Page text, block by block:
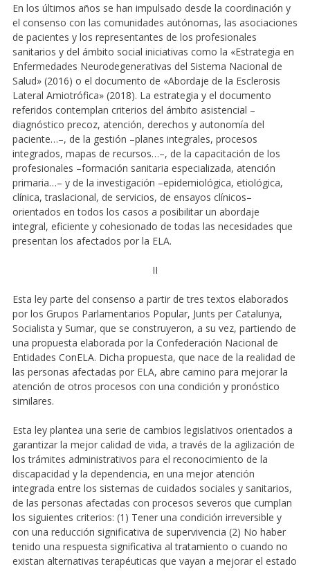
En los últimos años se han impulsado desde la coordinación y
el consenso con las comunidades autónomas, las asociaciones
de pacientes y los representantes de los profesionales
sanitarios y del ámbito social iniciativas como la «Estrategia en
Enfermedades Neurodegenerativas del Sistema Nacional de
Salud» (2016) o el documento de «Abordaje de la Esclerosis
Lateral Amiotrófica» (2018). La estrategia y el documento
referidos contemplan criterios del ámbito asistencial –
diagnóstico precoz, atención, derechos y autonomía del
paciente…–, de la gestión –planes integrales, procesos
integrados, mapas de recursos…–, de la capacitación de los
profesionales –formación sanitaria especializada, atención
primaria…– y de la investigación –epidemiológica, etiológica,
clínica, traslacional, de servicios, de ensayos clínicos–
orientados en todos los casos a posibilitar un abordaje
integral, eficiente y cohesionado de todas las necesidades que
presentan los afectados por la ELA.
II
Esta ley parte del consenso a partir de tres textos elaborados
por los Grupos Parlamentarios Popular, Junts per Catalunya,
Socialista y Sumar, que se construyeron, a su vez, partiendo de
una propuesta elaborada por la Confederación Nacional de
Entidades ConELA. Dicha propuesta, que nace de la realidad de
las personas afectadas por ELA, abre camino para mejorar la
atención de otros procesos con una condición y pronóstico
similares.
Esta ley plantea una serie de cambios legislativos orientados a
garantizar la mejor calidad de vida, a través de la agilización de
los trámites administrativos para el reconocimiento de la
discapacidad y la dependencia, en una mejor atención
integrada entre los sistemas de cuidados sociales y sanitarios,
de las personas afectadas con procesos severos que cumplan
los siguientes criterios: (1) Tener una condición irreversible y
con una reducción significativa de supervivencia (2) No haber
tenido una respuesta significativa al tratamiento o cuando no
existan alternativas terapéuticas que vayan a mejorar el estado